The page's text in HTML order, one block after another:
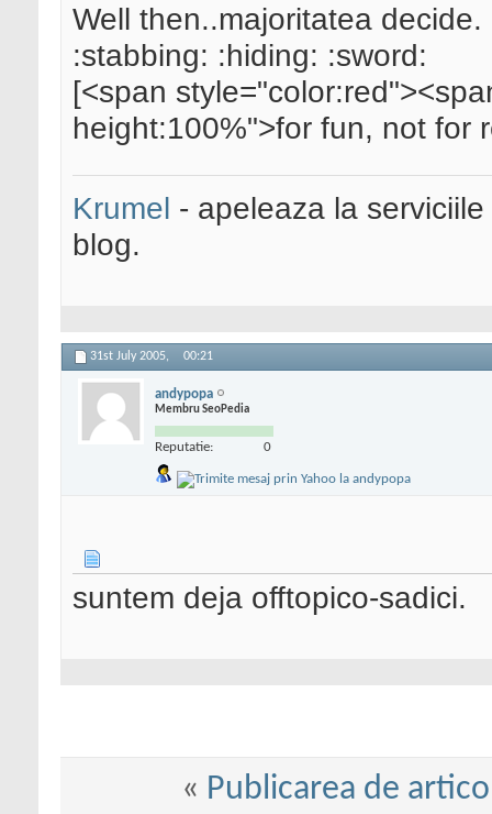
Well then..majoritatea decide.
:stabbing: :hiding: :sword:
[<span
height:100%">for fun, not for
Krumel - apeleaza la
blog.
31st July 2005, 00:21
andypopa
Membru SeoPedia
Reputatie: 0
suntem deja offtopico-sadici.
« Publicarea de